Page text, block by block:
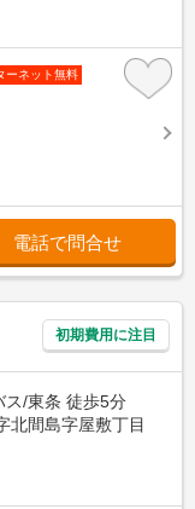
ーネット無料
電話で問合せ
初期費用に注目
ス/東条 徒歩5分
北間島字屋敷丁目